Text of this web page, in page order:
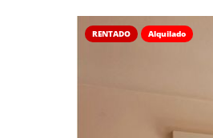
RENTADO Alquilado